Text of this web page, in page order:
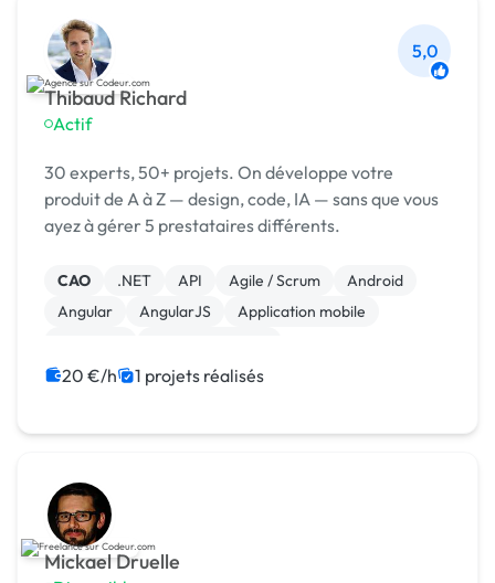
Thibaud Richard
Actif
5,0
30 experts, 50+ projets. On développe votre
produit de A à Z — design, code, IA — sans que vous
ayez à gérer 5 prestataires différents.
CAO .NET API Agile / Scrum
Android
Angular
AngularJS
Application mobile
20 €/h 1 projets réalisés
Mickael Druelle